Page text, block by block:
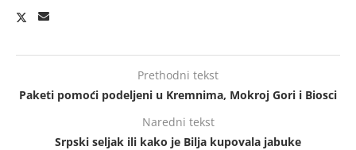
Prethodni tekst
Paketi pomoći podeljeni u Kremnima, Mokroj Gori i Biosci
Naredni tekst
Srpski seljak ili kako je Bilja kupovala jabuke